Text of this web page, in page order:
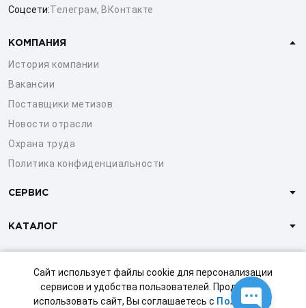
Сайт использует файлы cookie для персонализации
сервисов и удобства пользователей. Продолжая
использовать сайт, Вы соглашаетесь с Политикой
Соцсети:Телеграм, ВКонтакте
КОМПАНИЯ
История компании
Вакансии
Поставщики метизов
Новости отрасли
Охрана труда
Политика конфиденциальности
СЕРВИС
КАТАЛОГ